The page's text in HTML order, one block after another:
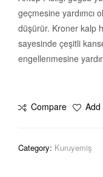
geçmesine yardımcı
düşürür. Kroner kalp
sayesinde çeşitli
engellenmesine
Compare Add
Category: Kuruyemiş